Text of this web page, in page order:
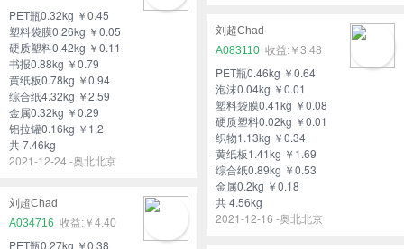
PET瓶0.32kg ￥0.45
塑料袋膜0.26kg ￥0.05
硬质塑料0.42kg ￥0.11
书报0.88kg ￥0.79
黄纸板0.78kg ￥0.94
综合纸4.32kg ￥2.59
金属0.32kg ￥0.29
铝拉罐0.16kg ￥1.2
共 7.46kg
2021-12-24 -奥北北京
刘超Chad
A083110
￥3.48
PET瓶0.46kg ￥0.64
泡沫0.04kg ￥0.01
塑料袋膜0.41kg ￥0.08
硬质塑料0.02kg ￥0.01
织物1.13kg ￥0.34
黄纸板1.41kg ￥1.69
综合纸0.89kg ￥0.53
金属0.2kg ￥0.18
共 4.56kg
2021-12-16 -奥北北京
刘超Chad
A034716
￥4.40
PET瓶0.27kg ￥0.38